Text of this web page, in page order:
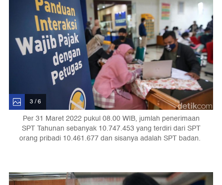
3 / 6
Per 31 Maret 2022 pukul 08.00 WIB, jumlah penerimaan
SPT Tahunan sebanyak 10.747.453 yang terdiri dari SPT
orang pribadi 10.461.677 dan sisanya adalah SPT badan.